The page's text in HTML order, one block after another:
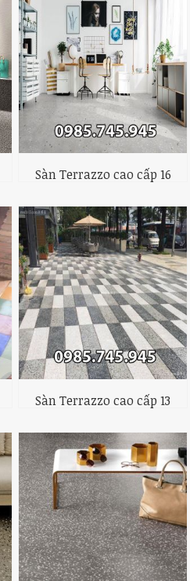
Sàn Terrazzo cao cấp 16
Sàn Terrazzo cao cấp 13